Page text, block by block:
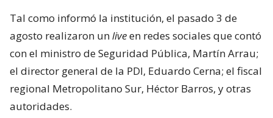
Tal como informó la institución, el pasado 3 de
agosto realizaron unliveen redes sociales que contó
con el ministro de Seguridad Pública, Martín Arrau;
el director general de la PDI, Eduardo Cerna; el fiscal
regional Metropolitano Sur, Héctor Barros, y otras
autoridades.